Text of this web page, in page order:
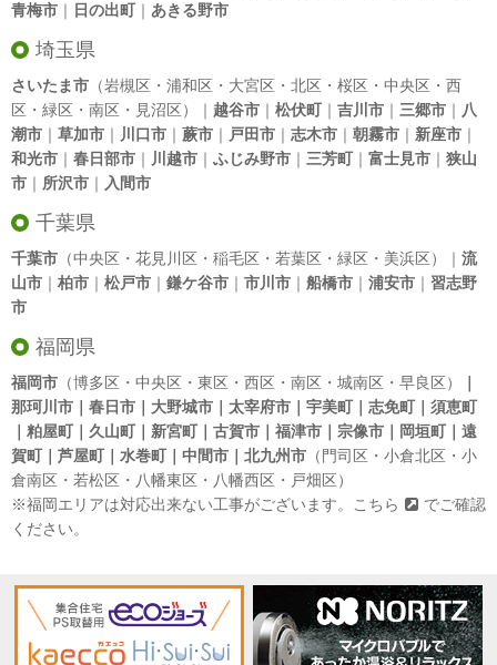
青梅市 ｜ 日の出町｜ あきる野市
埼玉県
さいたま市 （岩槻区・浦和区・大宮区・北区・桜区・中央区・西
区・緑区・南区・見沼区）｜ 越谷市 ｜ 松伏町｜ 吉川市 ｜ 三郷市 ｜ 八
潮市 ｜ 草加市 ｜ 川口市 ｜ 蕨市 ｜ 戸田市 ｜ 志木市 ｜ 朝霧市 ｜ 新座市 ｜
和光市 ｜ 春日部市 ｜ 川越市 ｜ ふじみ野市 ｜ 三芳町｜ 富士見市 ｜ 狭山
市 ｜ 所沢市 ｜ 入間市
千葉県
千葉市 （中央区・花見川区・稲毛区・若葉区・緑区・美浜区）｜ 流
山市 ｜ 柏市 ｜ 松戸市 ｜ 鎌ケ谷市 ｜ 市川市 ｜ 船橋市 ｜ 浦安市 ｜ 習志野
市
福岡県
福岡市 （博多区・中央区・東区・西区・南区・城南区・早良区）
那珂川市｜春日市｜大野城市｜太宰府市｜宇美町｜志免町｜須恵町
｜粕屋町｜久山町｜新宮町｜古賀市｜福津市｜宗像市｜岡垣町｜遠
賀町｜芦屋町｜水巻町｜中間市｜北九州市 （門司区・小倉北区・小
倉南区・若松区・八幡東区・八幡西区・戸畑区）
※福岡エリアは対応出来ない工事がございます。
こちら
でご確認
ください。